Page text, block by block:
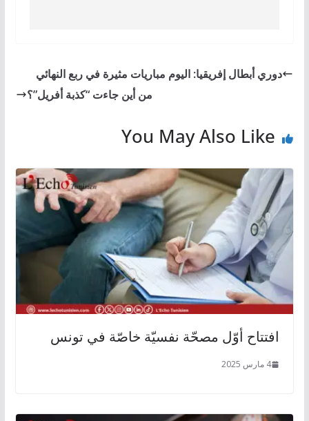
دوري أبطال إفريقيا: اليوم مباريات مثيرة في ربع النهائي
من أين جاءت “كذبة أفريل”؟
You May Also Like
افتتاح أوّل مصحّة نفسيّة خاصّة في تونس
4 مارس 2025